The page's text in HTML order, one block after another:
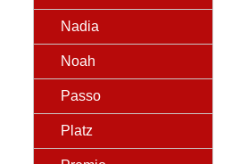
Nadia
Noah
Passo
Platz